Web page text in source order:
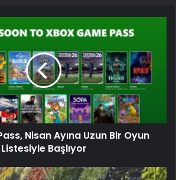
Nisan Ayına Uzun Bir Oyun
Listesiyle Başlıyor